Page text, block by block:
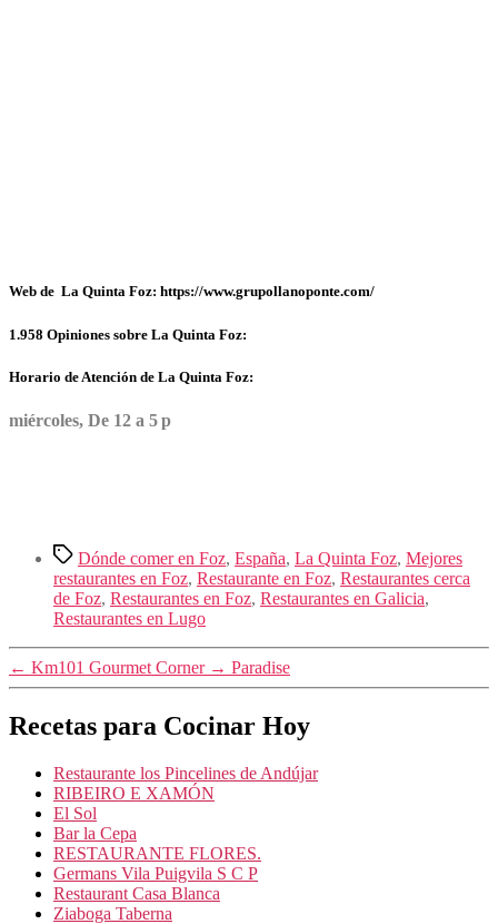
Web de La Quinta Foz: https://www.grupollanoponte.com/
1.958 Opiniones sobre La Quinta Foz:
Horario de Atención de La Quinta Foz:
miércoles, De 12 a 5 p
Etiquetas
Dónde comer en Foz, España, La Quinta Foz, Mejores
restaurantes en Foz, Restaurante en Foz, Restaurantes cerca
de Foz, Restaurantes en Foz, Restaurantes en Galicia,
Restaurantes en Lugo
← Km101 Gourmet Corner → Paradise
Recetas para Cocinar Hoy
Restaurante los Pincelines de Andújar
RIBEIRO E XAMÓN
El Sol
Bar la Cepa
RESTAURANTE FLORES.
Germans Vila Puigvila S C P
Restaurant Casa Blanca
Ziaboga Taberna